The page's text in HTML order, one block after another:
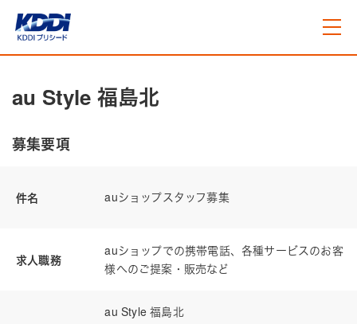
ホーム
事業概要
店舗一覧
au Style 福島北
募集要項
件名 auショップスタッフ募集
求人職務
auショップでの携帯電話、各種サービスのお客
様へのご提案・販売など
au Style 福島北